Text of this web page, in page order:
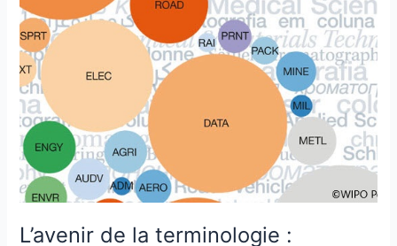
L’avenir de la terminologie :
terminologie
:
entretien
avec
Cristina
Valentini